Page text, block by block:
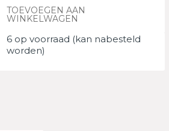
TOEVOEGEN AAN
WINKELWAGEN
6 op voorraad (kan nabesteld
worden)